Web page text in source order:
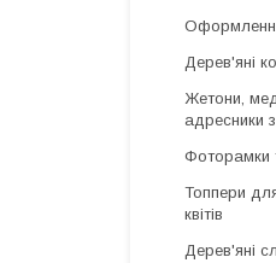
Дерев'яні
Жетони,
адресники
Фоторамки
Топпери
квітів
Дерев'яні